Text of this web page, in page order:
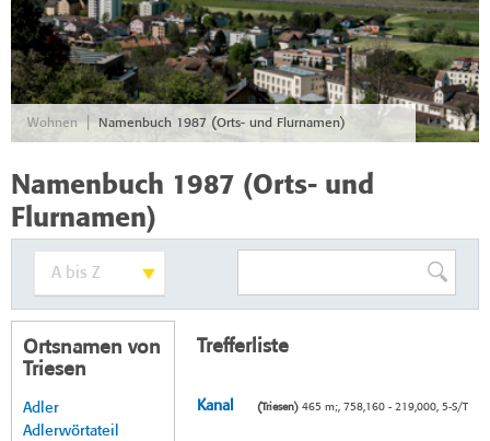
Wohnen | Namenbuch 1987 (Orts- und Flurnamen)
Namenbuch 1987 (Orts- und
Flurnamen)
Ortsnamen von
Triesen
Adler
Adlerwörtateil
Trefferliste
Kanal (Triesen)465 m;, 758,160 - 219,000, 5-S/T